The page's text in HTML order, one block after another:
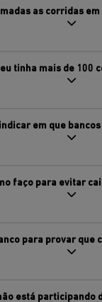
as corridas
tinha mais de 100
em que
faço para evitar
para provar que
está participando